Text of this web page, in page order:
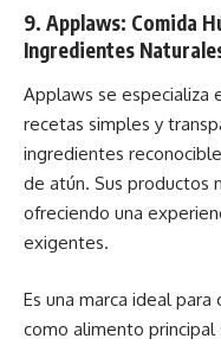
9. Applaws: Comida
Ingredientes
Applaws se especializa
recetas simples y
ingredientes
de atún. Sus productos
ofreciendo una
exigentes.
Es una marca ideal
como alimento